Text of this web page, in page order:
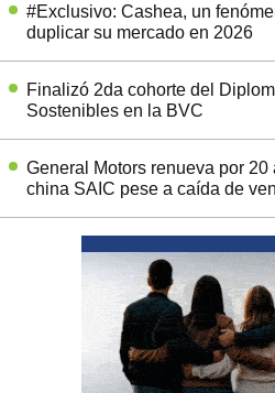
#Exclusivo: Cashea, un
duplicar su mercado en 2026
Finalizó 2da cohorte del
Sostenibles en la BVC
General Motors renueva por
china SAIC pese a caída de